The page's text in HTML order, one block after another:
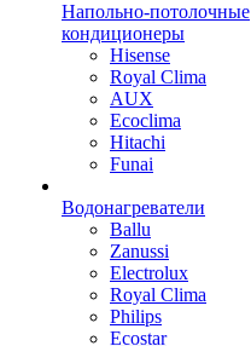
Напольно-потолочные
кондиционеры
Hisense
Royal Clima
AUX
Ecoclima
Hitachi
Funai
Водонагреватели
Ballu
Zanussi
Electrolux
Royal Clima
Philips
Ecostar